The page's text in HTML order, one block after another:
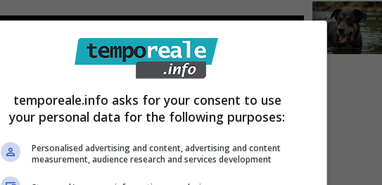
temporeale.info asks for your consent to use
your personal data for the following purposes:
Personalised advertising and content, advertising and content
measurement, audience research and services development